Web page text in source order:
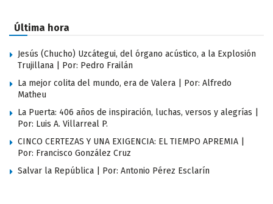
Última hora
Jesús (Chucho) Uzcátegui, del órgano acústico, a la Explosión
Trujillana | Por: Pedro Frailán
La mejor colita del mundo, era de Valera | Por: Alfredo
Matheu
La Puerta: 406 años de inspiración, luchas, versos y alegrías |
Por: Luis A. Villarreal P.
CINCO CERTEZAS Y UNA EXIGENCIA: EL TIEMPO APREMIA |
Por: Francisco González Cruz
Salvar la República | Por: Antonio Pérez Esclarín